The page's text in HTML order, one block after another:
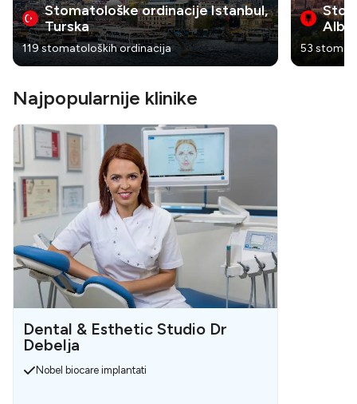
Stomatološke ordinacije Istanbul,
Turska
119 stomatoloških ordinacija 53
Najpopularnije klinike
Dental & Esthetic Studio Dr
Debelja
Nobel biocare implantati